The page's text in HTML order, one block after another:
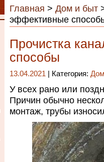
Главная > Дом и быт
эффективные
Прочистка
способы
13.04.2021 | Категория:
У всех рано или
Причин обычно
монтаж, трубы